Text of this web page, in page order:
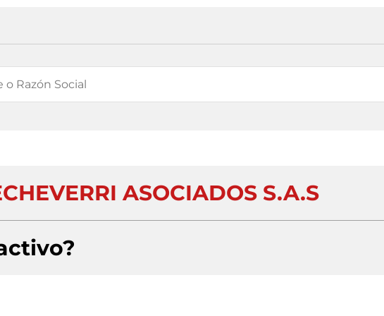
ASOCIADOS S.A.S